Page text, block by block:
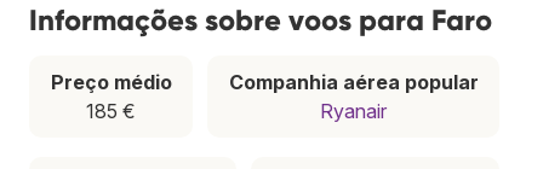
Informações sobre voos para Faro
Preço médio
185 €
Companhia aérea popular
Ryanair